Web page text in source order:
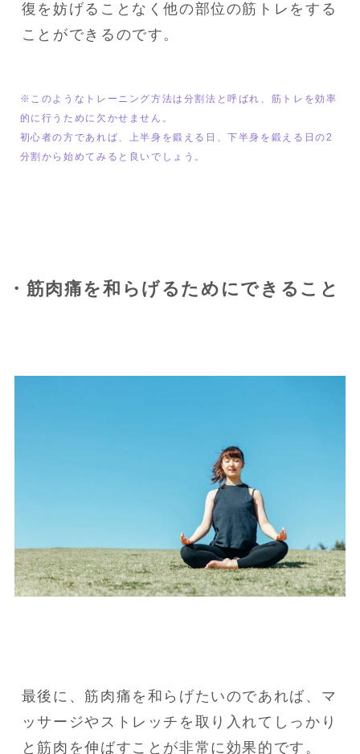
復を妨げることなく他の部位の筋トレをする
ことができるのです。
※このようなトレーニング方法は分割法と呼ばれ、筋トレを効率
的に行うために欠かせません。
初心者の方であれば、上半身を鍛える日、下半身を鍛える日の2
分割から始めてみると良いでしょう。
・筋肉痛を和らげるためにできること
最後に、筋肉痛を和らげたいのであれば、マ
ッサージやストレッチを取り入れてしっかり
と筋肉を伸ばすことが非常に効果的です。